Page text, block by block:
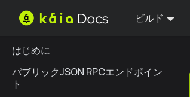
ビルド
はじめに
パブリックJSON RPCエンドポイン
ト